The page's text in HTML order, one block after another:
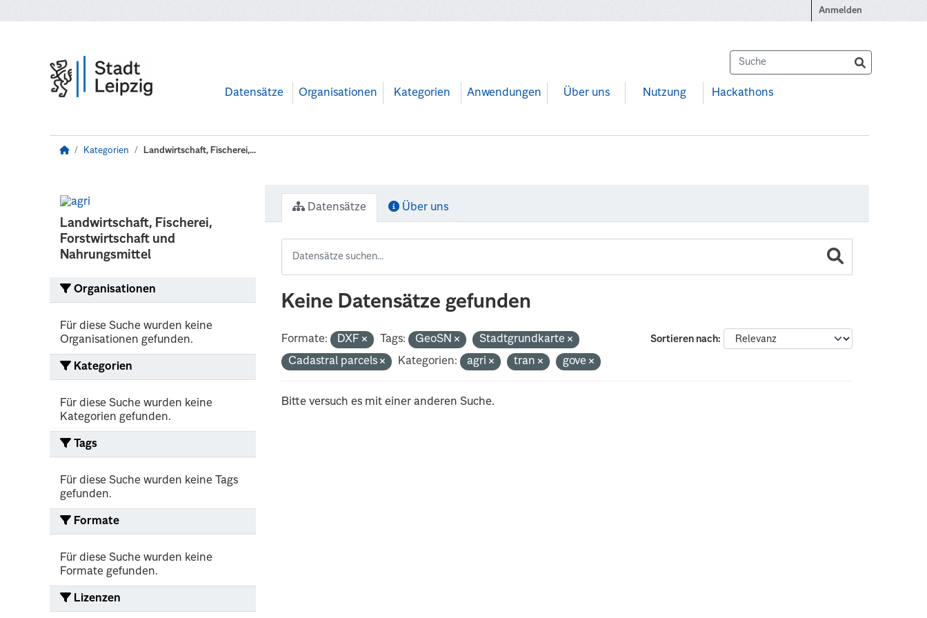
Anmelden
Datensätze Organisationen Kategorien Anwendungen Über uns Nutzung Hackathons
Kategorien Landwirtschaft, Fischerei,...
Landwirtschaft, Fischerei,
Forstwirtschaft und
Nahrungsmittel
Organisationen
Für diese Suche wurden keine
Organisationen gefunden.
Kategorien
Für diese Suche wurden keine
Kategorien gefunden.
Tags
Für diese Suche wurden keine Tags
gefunden.
Formate
Für diese Suche wurden keine
Formate gefunden.
Lizenzen
Datensätze Über uns
Keine Datensätze gefunden
Sortieren nach
Formate: DXF Tags: GeoSN
Stadtgrundkarte
Cadastral parcels
Kategorien: agri tran gove
Bitte versuch es mit einer anderen Suche.